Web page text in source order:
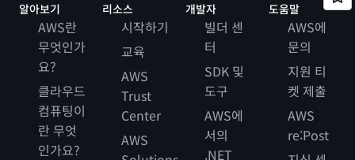
알아보기
AWS란
무엇인가
요?
클라우드
컴퓨팅이
란 무엇
인가요?
리소스
시작하기
교육
AWS
Trust
Center
AWS
개발자
빌더 센
터
SDK 및
도구
AWS에
서의
.NET
도움말
AWS에
문의
지원 티
켓 제출
AWS
re:Post